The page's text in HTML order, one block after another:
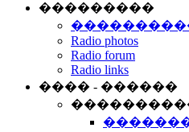
���������
Radio photos
Radio forum
Radio links
���� - ������